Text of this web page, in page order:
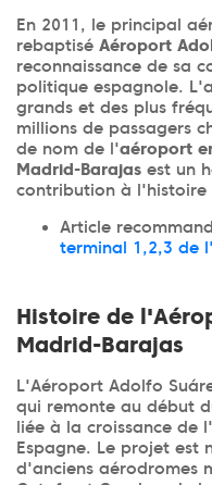
En 2011, le principal
rebaptisé Aéroport
reconnaissance de sa
politique espagnole.
grands et des plus
millions de passagers
de nom de l'aéroport
Madrid-Barajas est un
contribution à l'histoire
Article
terminal 1,2,3 de
Histoire de
Madrid-Barajas
L'Aéroport Adolfo
qui remonte au début
liée à la croissance de
Espagne. Le projet est
d'anciens aérodromes